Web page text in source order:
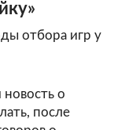
отбора игр у
новость о
после